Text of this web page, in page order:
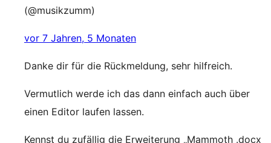
(@musikzumm)
vor 7 Jahren, 5 Monaten
Danke dir für die Rückmeldung, sehr hilfreich.
Vermutlich werde ich das dann einfach auch über
einen Editor laufen lassen.
Kennst du zufällig die Erweiterung „Mammoth .docx